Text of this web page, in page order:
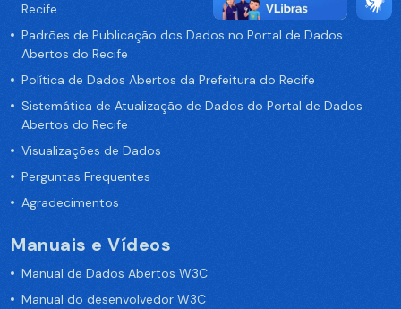
Recife
Padrões de Publicação dos Dados no Portal de Dados
Abertos do Recife
Política de Dados Abertos da Prefeitura do Recife
Sistemática de Atualização de Dados do Portal de Dados
Abertos do Recife
Visualizações de Dados
Perguntas Frequentes
Agradecimentos
Manuais e Vídeos
Manual de Dados Abertos W3C
Manual do desenvolvedor W3C